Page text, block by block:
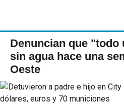
Denuncian que "todo
sin agua hace una
Oeste